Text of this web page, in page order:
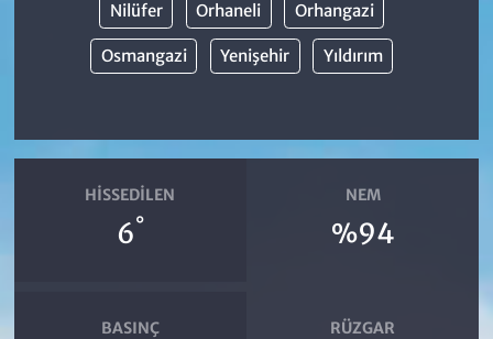
Nilüfer Orhaneli Orhangazi
Osmangazi Yenişehir Yıldırım
HISSEDILEN
6°
NEM
%94
BASINÇ RÜZGAR